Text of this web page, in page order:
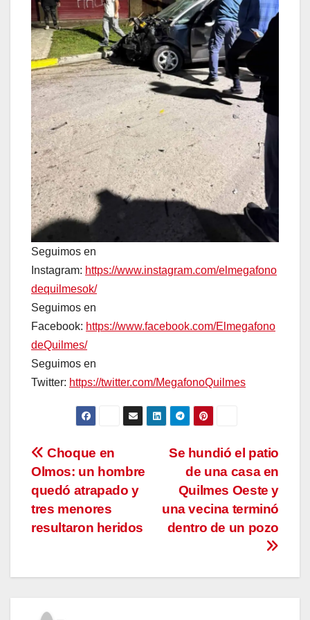
Seguimos en
Instagram: https://www.instagram.com/elmegafono
dequilmesok/
Seguimos en
Facebook: https://www.facebook.com/Elmegafono
deQuilmes/
Seguimos en
Twitter: https://twitter.com/MegafonoQuilmes
Navegación
de
entradas
Se hundió el patio
de una casa en
Quilmes Oeste y
una vecina terminó
dentro de un pozo
Choque en
Olmos: un hombre
quedó atrapado y
tres menores
resultaron heridos